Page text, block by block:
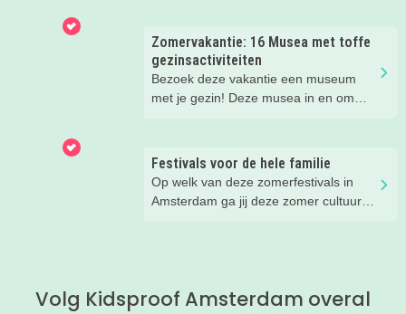
Zomervakantie: 16 Musea met toffe
gezinsactiviteiten
Bezoek deze vakantie een museum
met je gezin! Deze musea in en om
zomervakantie!
Festivals voor de hele familie
Op welk van deze zomerfestivals in
Amsterdam ga jij deze zomer cultuur
Volg Kidsproof Amsterdam overal